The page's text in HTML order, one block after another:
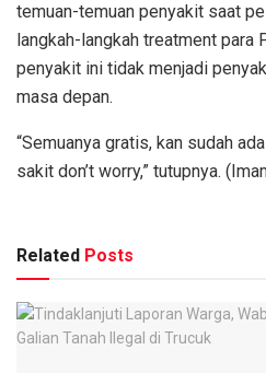
temuan-temuan penyakit saat
langkah-langkah treatment para
penyakit ini tidak menjadi
masa depan.
“Semuanya gratis, kan sudah
sakit don’t worry,” tutupnya.
Related Posts